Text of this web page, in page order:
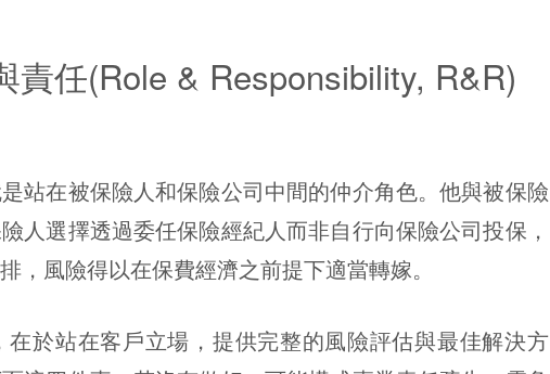
責任(Role & Responsibility, R&R)
在被保險人和保險公司中間的仲介角色。他與被保險
人選擇透過委任保險經紀人而非自行向保險公司投保，
，風險得以在保費經濟之前提下適當轉嫁。
於站在客戶立場，提供完整的風險評估與最佳解決方